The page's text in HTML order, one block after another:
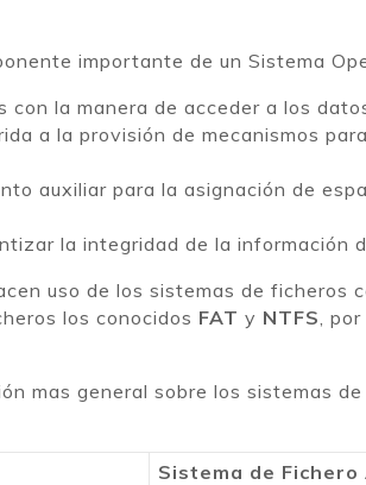
importante de un Sistema
con la manera de acceder a los
a la provisión de mecanismos
auxiliar para la asignación de
la integridad de la información
uso de los sistemas de ficheros
los conocidos FAT y NTFS,
mas general sobre los sistemas
Sistema de Fichero